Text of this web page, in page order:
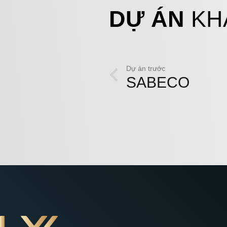
DỰ ÁN
Dự án trước
SABECO